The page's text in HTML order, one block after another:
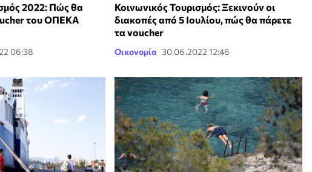
2022: Πώς θα
του ΟΠΕΚΑ
06:38
Κοινωνικός Τουρισμός: Ξεκινούν οι
διακοπές από 5 Ιουλίου, πώς θα πάρετε
τα voucher
Οικονομία 30.06.2022 12:46